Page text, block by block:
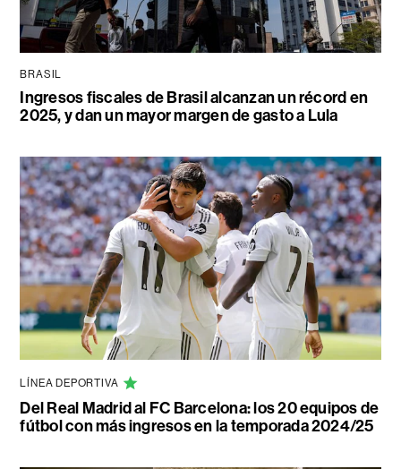
BRASIL
Ingresos fiscales de Brasil alcanzan un récord en
2025, y dan un mayor margen de gasto a Lula
LÍNEA DEPORTIVA
Del Real Madrid al FC Barcelona: los 20 equipos de
fútbol con más ingresos en la temporada 2024/25